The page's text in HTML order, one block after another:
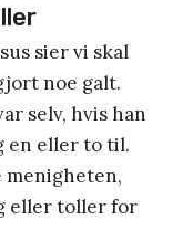
sier vi skal
noe galt.
selv, hvis han
en eller to til.
menigheten,
eller toller for